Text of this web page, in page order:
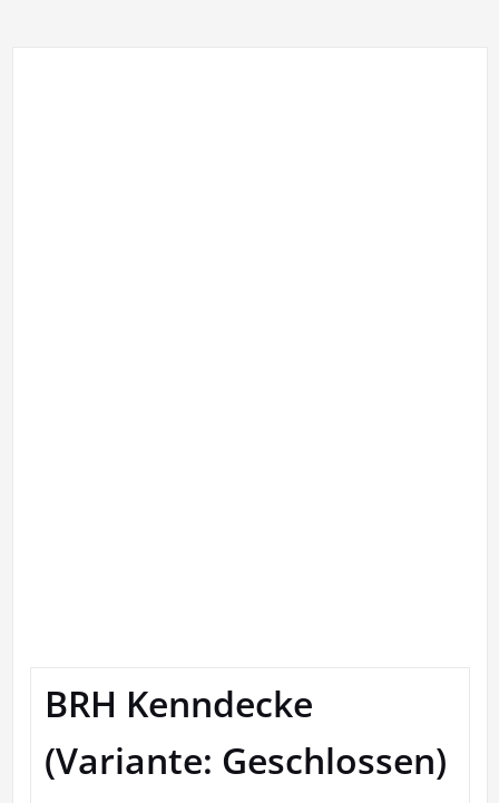
BRH Kenndecke
(Variante: Geschlossen)